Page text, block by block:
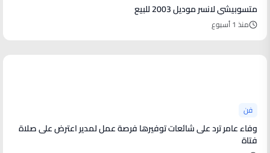
متسوبيشي لانسر موديل 2003 للبيع
منذ 1 أسبوع
فن
وفاء عامر ترد على شائعات توفيرها فرصة عمل لمدير اعترض على صلاة
فتاة